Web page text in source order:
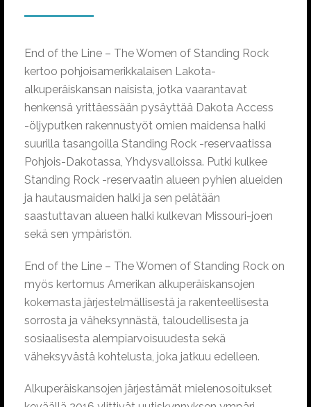
End of the Line – The Women of Standing Rock
kertoo pohjoisamerikkalaisen Lakota-
alkuperäiskansan naisista, jotka vaarantavat
henkensä yrittäessään pysäyttää Dakota Access
-öljyputken rakennustyöt omien maidensa halki
suurilla tasangoilla Standing Rock -reservaatissa
Pohjois-Dakotassa, Yhdysvalloissa. Putki kulkee
Standing Rock -reservaatin alueen pyhien alueiden
ja hautausmaiden halki ja sen pelätään
saastuttavan alueen halki kulkevan Missouri-joen
sekä sen ympäristön.
End of the Line – The Women of Standing Rock on
myös kertomus Amerikan alkuperäiskansojen
kokemasta järjestelmällisestä ja rakenteellisesta
sorrosta ja väheksynnästä, taloudellisesta ja
sosiaalisesta alempiarvoisuudesta sekä
väheksyvästä kohtelusta, joka jatkuu edelleen.
Alkuperäiskansojen järjestämät mielenosoitukset